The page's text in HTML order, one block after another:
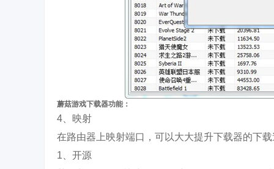
蘑菇游戏下载器功能：
4、映射
在路由器上映射端口，可以大大提升下载器的下
1、开源